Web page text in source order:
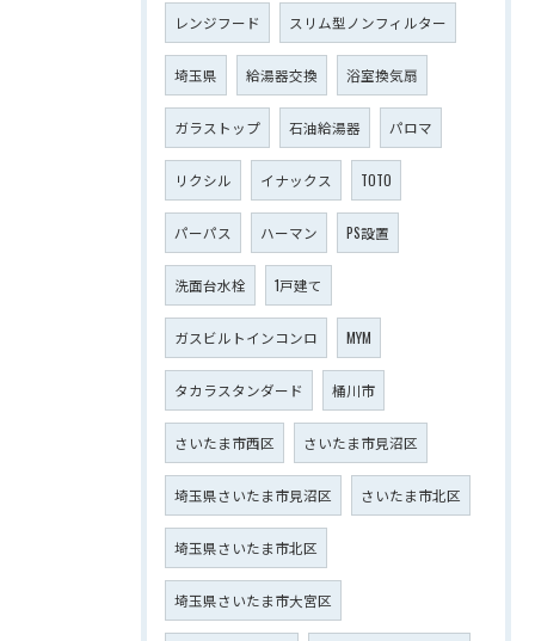
レンジフード スリム型ノンフィルター
埼玉県 給湯器交換 浴室換気扇
ガラストップ 石油給湯器 パロマ
リクシル イナックス TOTO
パーパス ハーマン PS設置
洗面台水栓 1戸建て
ガスビルトインコンロ MYM
タカラスタンダード 桶川市
さいたま市西区 さいたま市見沼区
埼玉県さいたま市見沼区 さいたま市北区
埼玉県さいたま市北区
埼玉県さいたま市大宮区